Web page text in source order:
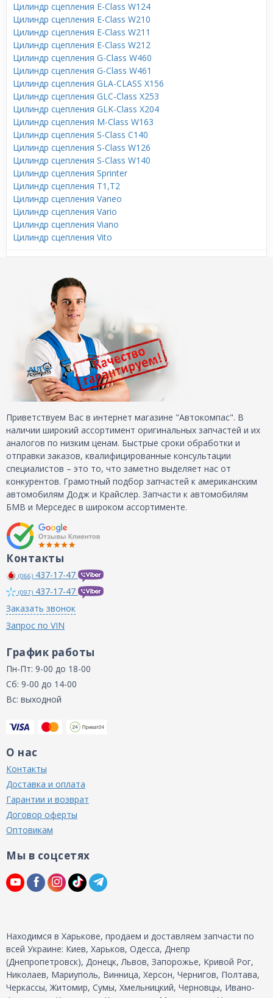
Цилиндр сцепления E-Class W124
Цилиндр сцепления E-Class W210
Цилиндр сцепления E-Class W211
Цилиндр сцепления E-Class W212
Цилиндр сцепления G-Class W460
Цилиндр сцепления G-Class W461
Цилиндр сцепления GLA-CLASS X156
Цилиндр сцепления GLC-Class X253
Цилиндр сцепления GLK-Class X204
Цилиндр сцепления M-Class W163
Цилиндр сцепления S-Class C140
Цилиндр сцепления S-Class W126
Цилиндр сцепления S-Class W140
Цилиндр сцепления Sprinter
Цилиндр сцепления T1,T2
Цилиндр сцепления Vaneo
Цилиндр сцепления Vario
Цилиндр сцепления Viano
Цилиндр сцепления Vito
Приветствуем Вас в интернет магазине "Автокомпас". В
наличии широкий ассортимент оригинальных запчастей и их
аналогов по низким ценам. Быстрые сроки обработки и
отправки заказов, квалифицированные консультации
специалистов – это то, что заметно выделяет нас от
конкурентов. Грамотный подбор запчастей к американским
автомобилям Додж и Крайслер. Запчасти к автомобилям
БМВ и Мерседес в широком ассортименте.
Контакты
(066) 437-17-47
(097) 437-17-47
Заказать звонок
Запрос по VIN
График работы
Пн-Пт: 9-00 до 18-00
Сб: 9-00 до 14-00
Вс: выходной
О нас
Контакты
Доставка и оплата
Гарантии и возврат
Договор оферты
Оптовикам
Мы в соцсетях
Находимся в Харькове, продаем и доставляем запчасти по
всей Украине: Киев, Харьков, Одесса, Днепр
(Днепропетровск), Донецк, Львов, Запорожье, Кривой Рог,
Николаев, Мариуполь, Винница, Херсон, Чернигов, Полтава,
Черкассы, Житомир, Сумы, Хмельницкий, Черновцы, Ивано-